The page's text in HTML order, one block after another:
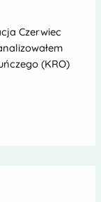
Czerwiec
(KRO)